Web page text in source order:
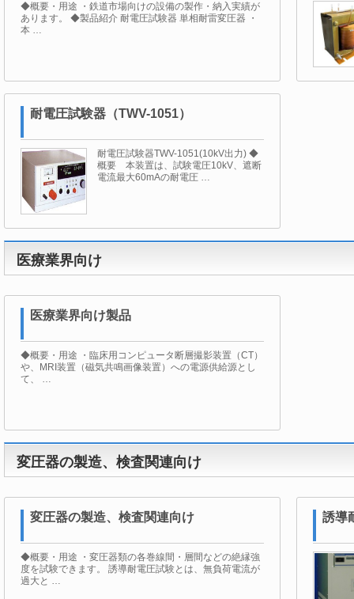
◆概要・用途 ・鉄道市場向けの設備の製作・納入実績が
あります。 ◆製品紹介 耐電圧試験器 単相耐雷変圧器 ・
本 …
耐電圧試験器（TWV-1051）
耐電圧試験器TWV-1051(10kV出力) ◆
概要 本装置は、試験電圧10kV、遮断
電流最大60mAの耐電圧 …
医療業界向け
医療業界向け製品
◆概要・用途 ・臨床用コンピュータ断層撮影装置（CT）
や、MRI装置（磁気共鳴画像装置）への電源供給源とし
て、 …
変圧器の製造、検査関連向け
変圧器の製造、検査関連向け
◆概要・用途 ・変圧器類の各巻線間・層間などの絶縁強
度を試験できます。 誘導耐電圧試験とは、無負荷電流が
過大と …
誘導